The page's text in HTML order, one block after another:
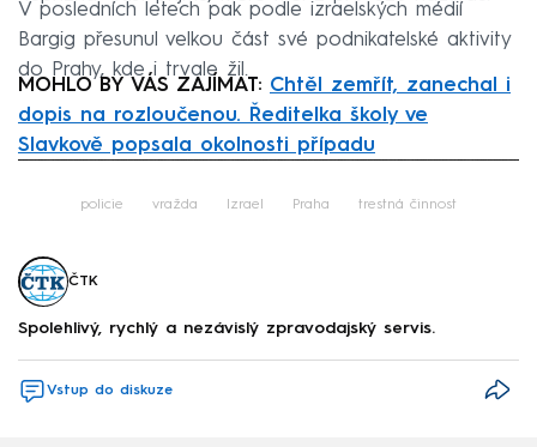
V posledních letech pak podle izraelských médií
Bargig přesunul velkou část své podnikatelské aktivity
do Prahy, kde i trvale žil.
MOHLO BY VÁS ZAJÍMAT: Chtěl zemřít, zanechal i
dopis na rozloučenou. Ředitelka školy ve
Slavkově popsala okolnosti případu
policie vražda Izrael Praha trestná činnost
ČTK
Spolehlivý, rychlý a nezávislý zpravodajský servis.
Vstup do diskuze